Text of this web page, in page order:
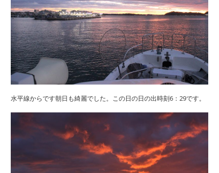
水平線からです朝日も綺麗でした。この日の日の出時刻6：29です。